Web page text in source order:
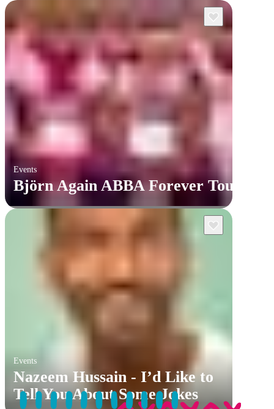
Events
Björn Again ABBA Forever Tour
Events
Nazeem Hussain - I’d Like to
Tell You About Some Jokes